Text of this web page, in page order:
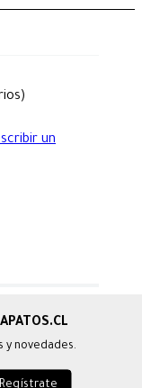
un
y novedades.